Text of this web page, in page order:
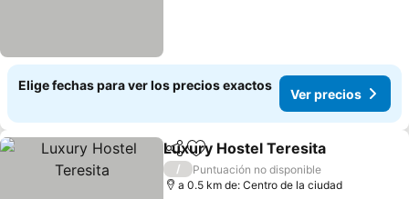
Elige fechas para ver los precios exactos
Ver precios
CompartirAgregar a favoritos
Luxury Hostel Teresita
/
Puntuación no disponible
a 0.5 km de: Centro de la ciudad